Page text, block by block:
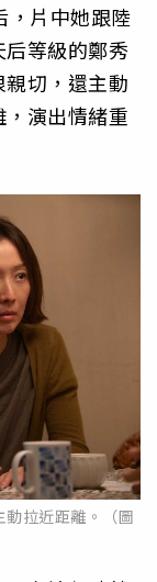
，片中她跟陸
等級的鄭秀
切，還主動
演出情緒重
拉近距離。（圖